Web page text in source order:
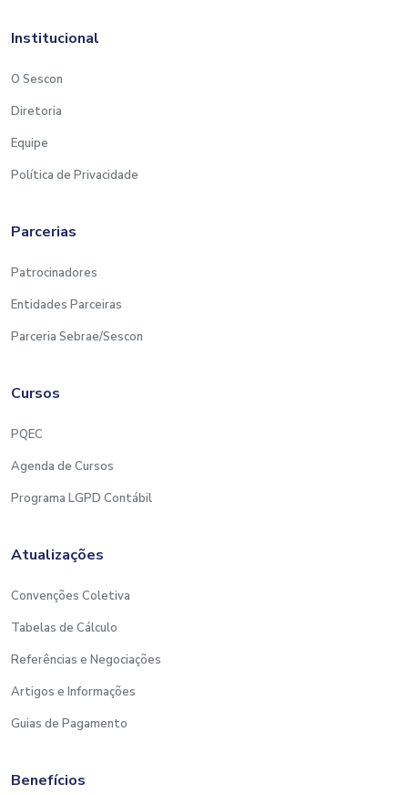
Institucional
O Sescon
Diretoria
Equipe
Política de Privacidade
Parcerias
Patrocinadores
Entidades Parceiras
Parceria Sebrae/Sescon
Cursos
PQEC
Agenda de Cursos
Programa LGPD Contábil
Atualizações
Convenções Coletiva
Tabelas de Cálculo
Referências e Negociações
Artigos e Informações
Guias de Pagamento
Benefícios